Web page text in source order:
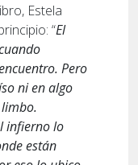
Estela
“El
Pero
ni en algo
infierno lo
están